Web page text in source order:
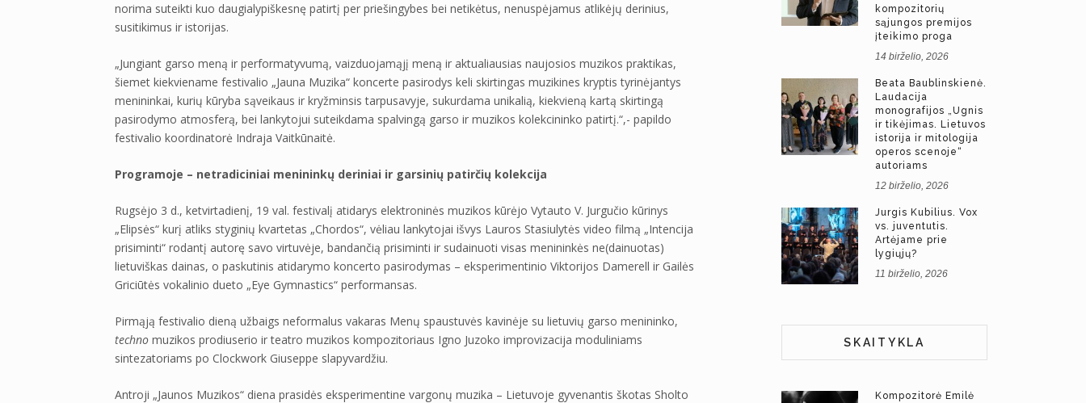
norima suteikti kuo daugialypiškesnę patirtį per priešingybes bei netikėtus, nenuspėjamus atlikėjų derinius,
susitikimus ir istorijas.
„Jungiant garso meną ir performatyvumą, vaizduojamąjį meną ir aktualiausias naujosios muzikos praktikas,
šiemet kiekviename festivalio „Jauna Muzika“ koncerte pasirodys keli skirtingas muzikines kryptis tyrinėjantys
menininkai, kurių kūryba sąveikaus ir kryžminsis tarpusavyje, sukurdama unikalią, kiekvieną kartą skirtingą
pasirodymo atmosferą, bei lankytojui suteikdama spalvingą garso ir muzikos kolekcininko patirtį.“,- papildo
festivalio koordinatorė Indraja Vaitkūnaitė.
Programoje – netradiciniai menininkų deriniai ir garsinių patirčių kolekcija
Rugsėjo 3 d., ketvirtadienį, 19 val. festivalį atidarys elektroninės muzikos kūrėjo Vytauto V. Jurgučio kūrinys
„Elipsės“ kurį atliks styginių kvartetas „Chordos“, vėliau lankytojai išvys Lauros Stasiulytės video filmą „Intencija
prisiminti“ rodantį autorę savo virtuvėje, bandančią prisiminti ir sudainuoti visas menininkės ne(dainuotas)
lietuviškas dainas, o paskutinis atidarymo koncerto pasirodymas – eksperimentinio Viktorijos Damerell ir Gailės
Griciūtės vokalinio dueto „Eye Gymnastics“ performansas.
Pirmąją festivalio dieną užbaigs neformalus vakaras Menų spaustuvės kavinėje su lietuvių garso menininko,
techno muzikos prodiuserio ir teatro muzikos kompozitoriaus Igno Juzoko improvizacija moduliniams
sintezatoriams po Clockwork Giuseppe slapyvardžiu.
Antroji „Jaunos Muzikos“ diena prasidės eksperimentine vargonų muzika – Lietuvoje gyvenantis škotas Sholto
kompozitorių
sąjungos premijos
įteikimo proga
14 birželio, 2026
Beata Baublinskienė.
Laudacija
monografijos „Ugnis
ir tikėjimas. Lietuvos
istorija ir mitologija
operos scenoje“
autoriams
12 birželio, 2026
Jurgis Kubilius. Vox
vs. juventutis.
Artėjame prie
lygiųjų?
11 birželio, 2026
SKAITYKLA
Kompozitorė Emilė